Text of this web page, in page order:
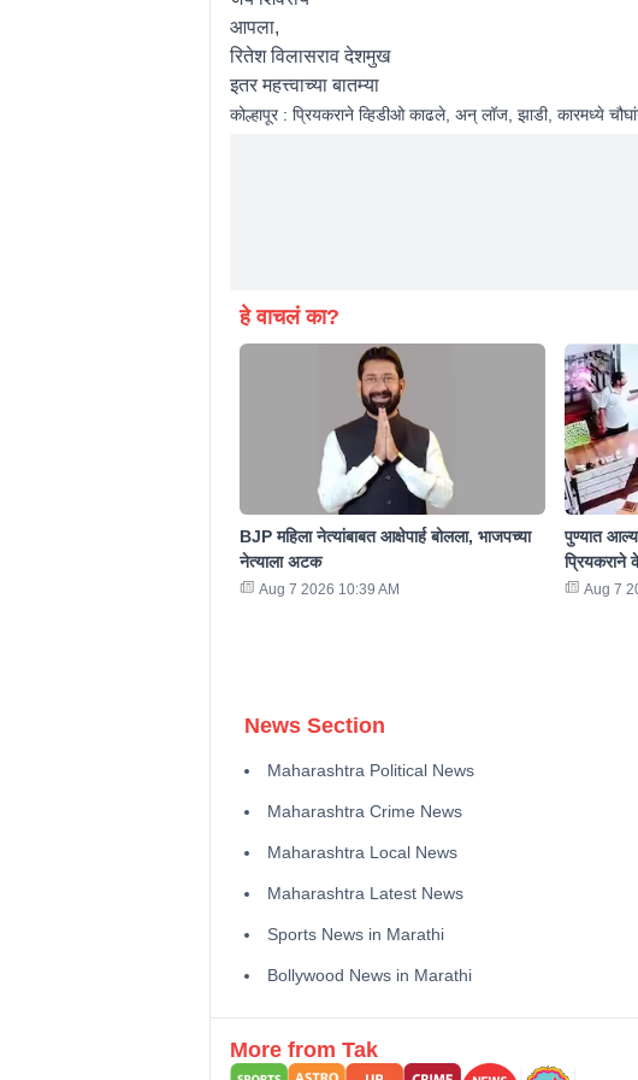
आपला,
रितेश विलासराव देशमुख
इतर महत्त्वाच्या बातम्या
कोल्हापूर : प्रियकराने व्हिडीओ काढले, अन् लॉज, झाडी, कारमध्ये
हे वाचलं का?
BJP महिला नेत्यांबाबत आक्षेपार्ह बोलला, भाजपच्या
नेत्याला अटक
Aug 7 2026 10:39 AM
पुण्यात
प्रियकराने
Aug 7
News Section
Maharashtra Political News
Maharashtra Crime News
Maharashtra Local News
Maharashtra Latest News
Sports News in Marathi
Bollywood News in Marathi
More from Tak